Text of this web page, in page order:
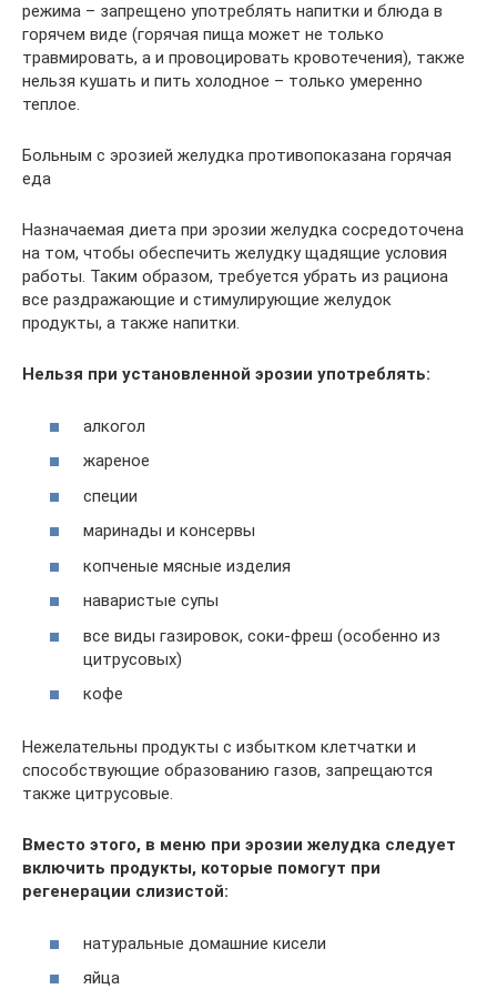
режима – запрещено употреблять напитки и блюда в
горячем виде (горячая пища может не только
травмировать, а и провоцировать кровотечения), также
нельзя кушать и пить холодное – только умеренно
теплое.
Больным с эрозией желудка противопоказана горячая
еда
Назначаемая диета при эрозии желудка сосредоточена
на том, чтобы обеспечить желудку щадящие условия
работы. Таким образом, требуется убрать из рациона
все раздражающие и стимулирующие желудок
продукты, а также напитки.
Нельзя при установленной эрозии употреблять:
алкогол
жареное
специи
маринады и консервы
копченые мясные изделия
наваристые супы
все виды газировок, соки-фреш (особенно из
цитрусовых)
кофе
Нежелательны продукты с избытком клетчатки и
способствующие образованию газов, запрещаются
также цитрусовые.
Вместо этого, в меню при эрозии желудка следует
включить продукты, которые помогут при
регенерации слизистой:
натуральные домашние кисели
яйца